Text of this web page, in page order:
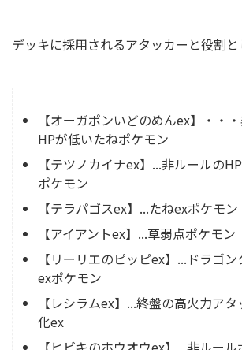
デッキに採用されるアタッカーと役割と
【オーガポンいどのめんex】・・
HPが低いたねポケモン
【テツノカイナex】...非ルールの
ポケモン
【テラパゴスex】...たねexポケモン
【アイアントex】...草弱点ポケモン
【リーリエのピッピex】...ドラゴ
exポケモン
【レシラムex】...終盤の高火力ア
化ex